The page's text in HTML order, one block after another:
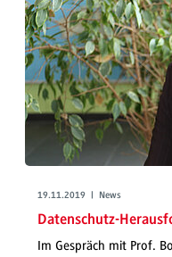
19.11.2019 | News
Datenschutz-
Im Gespräch mit Prof.